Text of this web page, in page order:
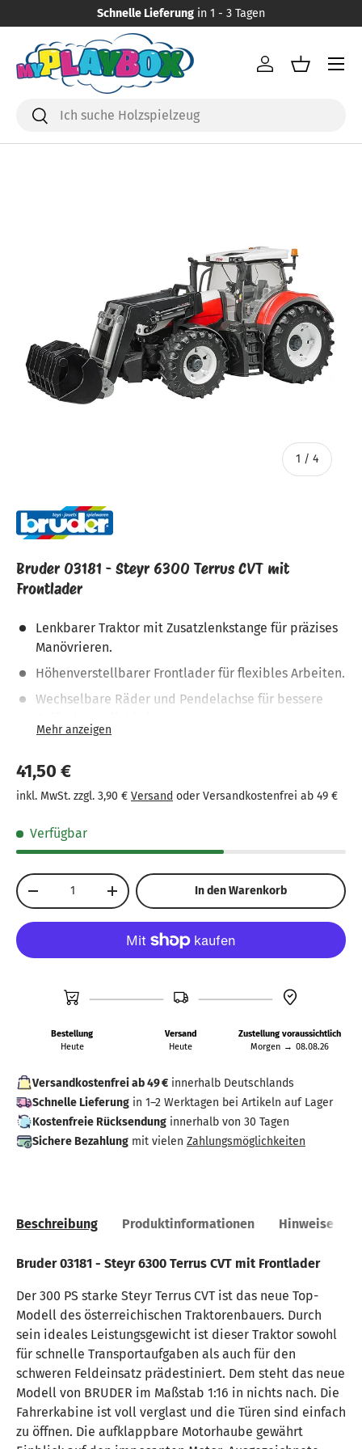
Direkt zum Inhalt
Schnelle Lieferung in 1 - 3 Tagen
Suchen
Suchen
Einloggen
Menü
1 / von
4
Bruder 03181 - Steyr 6300 Terrus CVT mit
Frontlader
Lenkbarer Traktor mit Zusatzlenkstange für präzises
Manövrieren.
Höhenverstellbarer Frontlader für flexibles Arbeiten.
Wechselbare Räder und Pendelachse für bessere
robustem ABS-Kunststoff.
Kompatibel mit BRUDER Anhängern und
41,50 €
inkl. MwSt. zzgl. 3,90 € Versand oder Versandkostenfrei ab 49 €
Verfügbar
Anzahl
-
+ In den Warenkorb
Bestellung
Heute
Versand
Heute
Zustellung voraussichtlich
Morgen → 08.08.26
Versandkostenfrei ab 49 € innerhalb Deutschlands
Schnelle Lieferung in 1–2 Werktagen bei Artikeln auf Lager
Kostenfreie Rücksendung innerhalb von 30 Tagen
Sichere Bezahlung mit vielen Zahlungsmöglichkeiten
Beschreibung Produktinformationen Hinweise
Bruder 03181 - Steyr 6300 Terrus CVT mit Frontlader
Der 300 PS starke Steyr Terrus CVT ist das neue Top-
Modell des österreichischen Traktorenbauers. Durch
sein ideales Leistungsgewicht ist dieser Traktor sowohl
für schnelle Transportaufgaben als auch für den
schweren Feldeinsatz prädestiniert. Dem steht das neue
Modell von BRUDER im Maßstab 1:16 in nichts nach. Die
Fahrerkabine ist voll verglast und die Türen sind einfach
zu öffnen. Die aufklappbare Motorhaube gewährt